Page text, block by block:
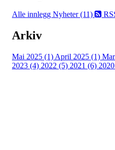
Alle innlegg Nyheter (11)
Arkiv
Mai 2025 (1) April 2025 (1)
2023 (4) 2022 (5) 2021 (6)